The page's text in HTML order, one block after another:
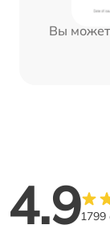
Вы
4.91799